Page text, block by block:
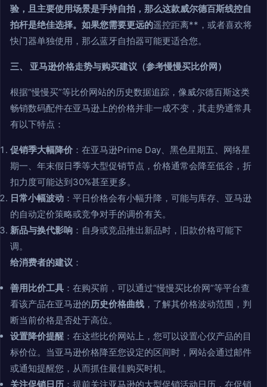
验，且主要使用场景是手持自拍，那么这款威尔德百斯线控自
拍杆是绝佳选择。如果您需要更远的遥控距离**，或者喜欢将
快门器单独使用，那么蓝牙自拍器可能更适合您。
三、 亚马逊价格走势与购买建议（参考慢慢买比价网）
根据“慢慢买”等比价网站的历史数据追踪，像威尔德百斯这类
畅销数码配件在亚马逊上的价格并非一成不变，其走势通常具
有以下特点：
促销季大幅降价 ：在亚马逊Prime Day、黑色星期五、网络星
期一、年末假日季等大型促销节点，价格通常会降至低谷，折
扣力度可能达到30%甚至更多。
日常小幅波动 ：平日价格会有小幅升降，可能与库存、亚马逊
的自动定价策略或竞争对手的调价有关。
新品与换代影响 ：自身或竞品推出新品时，旧款价格可能下
调。
给消费者的建议 ：
善用比价工具 ：在购买前，可以通过“慢慢买比价网”等平台查
看该产品在亚马逊的历史价格曲线 ，了解其价格波动范围，判
断当前价格是否处于高位。
设置降价提醒 ：在这些比价网站上，您可以设置心仪产品的目
标价位。当亚马逊价格降至您设定的区间时，网站会通过邮件
或通知提醒您，从而抓住最佳购买时机。
关注促销日历 ：提前关注亚马逊的大型促销活动日历，在促销